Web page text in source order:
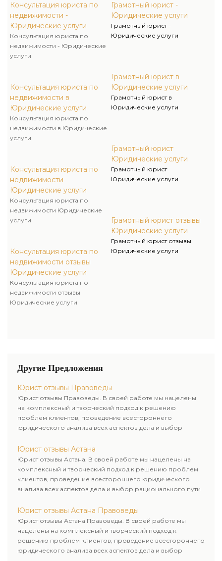
Консультация юриста по
недвижимости -
Юридические услуги
Консультация юриста по
недвижимости - Юридические
услуги
Консультация юриста по
недвижимости в
Юридические услуги
Консультация юриста по
недвижимости в Юридические
услуги
Консультация юриста по
недвижимости
Юридические услуги
Консультация юриста по
недвижимости Юридические
услуги
Консультация юриста по
недвижимости отзывы
Юридические услуги
Консультация юриста по
недвижимости отзывы
Юридические услуги
Грамотный юрист -
Юридические услуги
Грамотный юрист -
Юридические услуги
Грамотный юрист в
Юридические услуги
Грамотный юрист в
Юридические услуги
Грамотный юрист
Юридические услуги
Грамотный юрист
Юридические услуги
Грамотный юрист отзывы
Юридические услуги
Грамотный юрист отзывы
Юридические услуги
Другие Предложения
Юрист отзывы Правоведы
Юрист отзывы Правоведы. В своей работе мы нацелены
на комплексный и творческий подход к решению
проблем клиентов, проведение всестороннего
юридического анализа всех аспектов дела и выбор
Юрист отзывы Астана
Юрист отзывы Астана. В своей работе мы нацелены на
комплексный и творческий подход к решению проблем
клиентов, проведение всестороннего юридического
анализа всех аспектов дела и выбор рационального пути
Юрист отзывы Астана Правоведы
Юрист отзывы Астана Правоведы. В своей работе мы
нацелены на комплексный и творческий подход к
решению проблем клиентов, проведение всестороннего
юридического анализа всех аспектов дела и выбор